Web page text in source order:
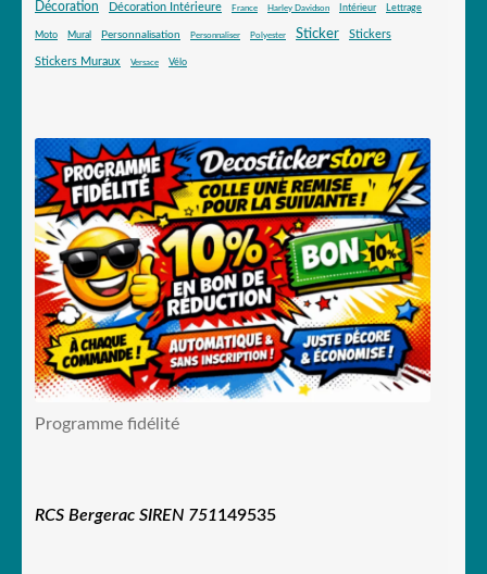
Décoration Décoration Intérieure France Harley Davidson Intérieur Lettrage
Moto Mural Personnalisation Personnaliser Polyester Sticker Stickers
Stickers Muraux Versace Vélo
Programme fidélité
RCS Bergerac SIREN 751149535